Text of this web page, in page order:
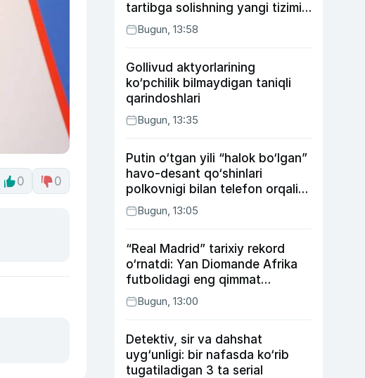
0 0
tartibga solishning yangi tizimi
joriy etildi
Bugun, 13:58
Gollivud aktyorlarining
ko‘pchilik bilmaydigan taniqli
qarindoshlari
Bugun, 13:35
Putin o‘tgan yili “halok bo‘lgan”
havo-desant qo‘shinlari
polkovnigi bilan telefon orqali
suhbatlashdi
Bugun, 13:05
“Real Madrid” tarixiy rekord
o‘rnatdi: Yan Diomande Afrika
futbolidagi eng qimmat
transferga aylandi
Bugun, 13:00
Detektiv, sir va dahshat
uyg‘unligi: bir nafasda ko‘rib
tugatiladigan 3 ta serial